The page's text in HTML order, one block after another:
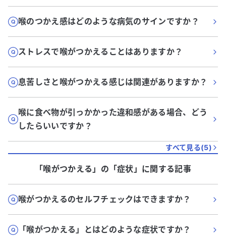
喉のつかえ感はどのような病気のサインですか？
ストレスで喉がつかえることはありますか？
息苦しさと喉がつかえる感じは関連がありますか？
喉に食べ物が引っかかった違和感がある場合、どう
したらいいですか？
すべて見る(5)
「喉がつかえる」 の「症状 」に関する記事
喉がつかえるのセルフチェックはできますか？
「喉がつかえる」とはどのような症状ですか？